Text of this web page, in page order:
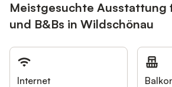
Meistgesuchte Ausstattung
und B&Bs in Wildschönau
Internet